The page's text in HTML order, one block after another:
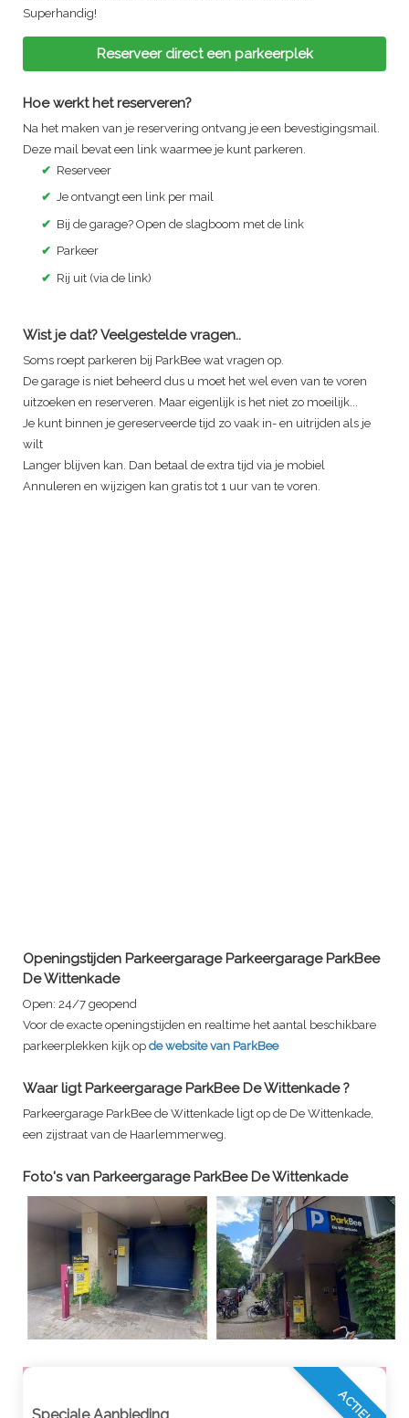
Superhandig!
Reserveer direct een parkeerplek
Hoe werkt het reserveren?
Na het maken van je reservering ontvang je een bevestigingsmail.
Deze mail bevat een link waarmee je kunt parkeren.
✔ Reserveer
✔ Je ontvangt een link per mail
✔ Bij de garage? Open de slagboom met de link
✔ Parkeer
✔ Rij uit (via de link)
Wist je dat? Veelgestelde vragen..
Soms roept parkeren bij ParkBee wat vragen op.
De garage is niet beheerd dus u moet het wel even van te voren
uitzoeken en reserveren. Maar eigenlijk is het niet zo moeilijk...
Je kunt binnen je gereserveerde tijd zo vaak in- en uitrijden als je
wilt
Langer blijven kan. Dan betaal de extra tijd via je mobiel
Annuleren en wijzigen kan gratis tot 1 uur van te voren.
Openingstijden Parkeergarage Parkeergarage ParkBee
De Wittenkade
Open: 24/7 geopend
Voor de exacte openingstijden en realtime het aantal beschikbare
parkeerplekken kijk op de website van ParkBee
Waar ligt Parkeergarage ParkBee De Wittenkade?
Parkeergarage ParkBee de Wittenkade ligt op de De Wittenkade,
een zijstraat van de Haarlemmerweg.
Foto's van Parkeergarage ParkBee De Wittenkade
ACTIE!